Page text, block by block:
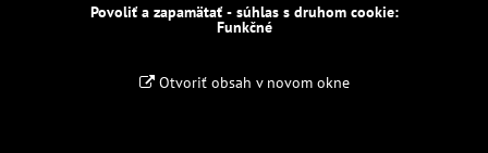
Povoliť a zapamätať - súhlas s druhom cookie:
Funkčné
Otvoriť obsah v novom okne